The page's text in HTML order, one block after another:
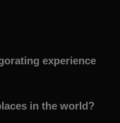
experience
in the world?